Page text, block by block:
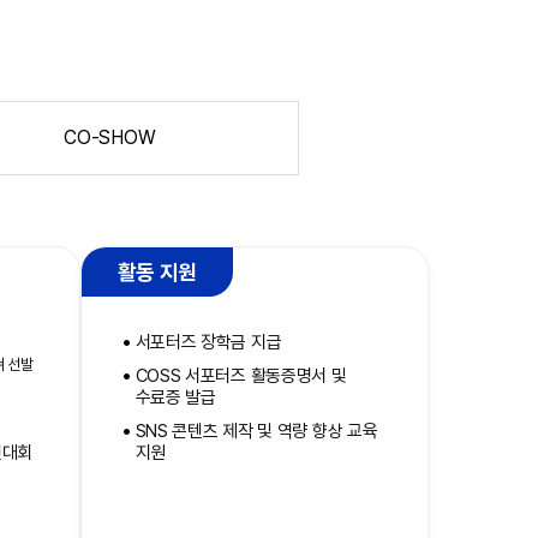
CO-SHOW
선발
회
활동 지원
서포터즈 장학금 지급
COSS 서포터즈 활동증명서 및
수료증 발급
SNS 콘텐츠 제작 및 역량 향상 교육
지원